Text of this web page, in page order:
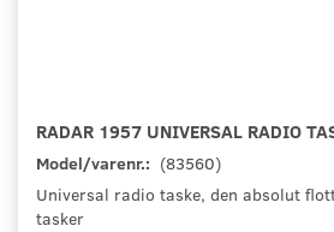
RADAR 1957 UNIVERSAL RADIO
Model/varenr.: (83560)
Universal radio taske, den absolut
tasker